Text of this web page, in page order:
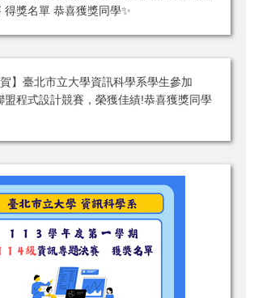
得獎名單 恭喜獲獎同學✨
賀】臺北市立大學資訊科學系學生參加
盟程式設計競賽，榮獲佳績!恭喜獲獎同學